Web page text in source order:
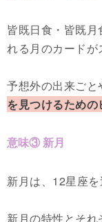
皆既日食・皆既
れる月のカードが
予想外の出来ごと
を見つけるための
意味③ 新月
新月は、12星座を
新月の特性とそ